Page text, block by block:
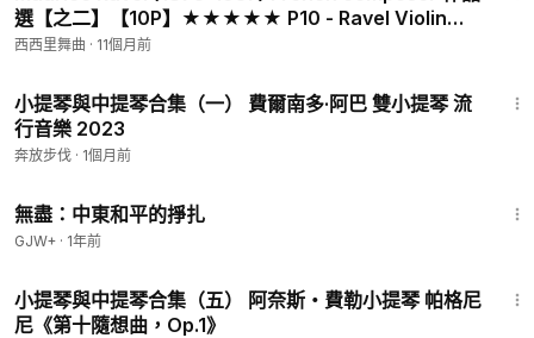
選【之二】【10P】★★★★★ P10 - Ravel Violin
Sonata - Viktoria Mullova
西西里舞曲 · 11個月前
小提琴與中提琴合集（一） 費爾南多·阿巴 雙小提琴 流
行音樂 2023
奔放步伐 · 1個月前
無盡：中東和平的掙扎
GJW+ · 1年前
小提琴與中提琴合集（五） 阿奈斯・費勒小提琴 帕格尼
尼《第十隨想曲，Op.1》